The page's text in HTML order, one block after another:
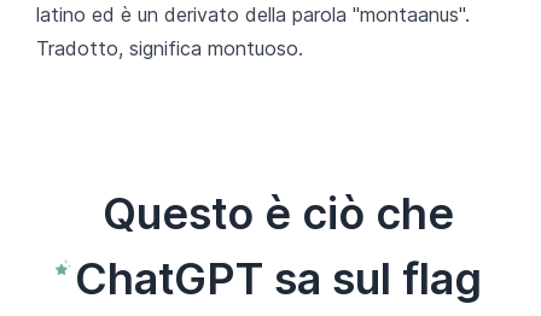
latino ed è un derivato della parola "montaanus".
Tradotto, significa montuoso.
Questo è ciò che
ChatGPT sa sul flag